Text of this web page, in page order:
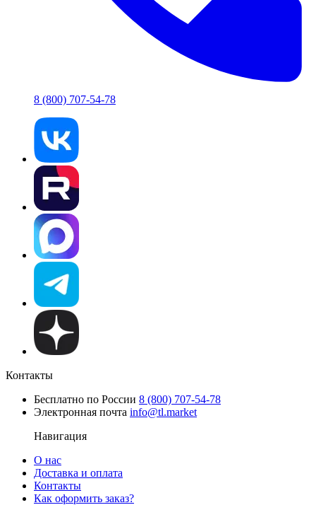
8 (800) 707-54-78
Контакты
Бесплатно по России 8 (800) 707-54-78
Электронная почта info@tl.market
Навигация
О нас
Доставка и оплата
Контакты
Как оформить заказ?